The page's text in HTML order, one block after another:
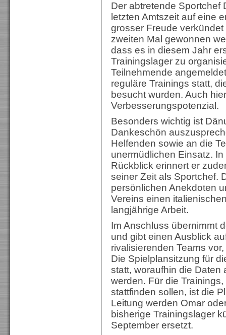
Der abtretende Sportchef
letzten Amtszeit auf eine
grosser Freude
zweiten Mal gewonnen
dass es in diesem Jahr
Trainingslager zu
Teilnehmende
reguläre Trainings statt,
besucht wurden. Auch
Verbesserungspotenzial.
Besonders wichtig ist
Dankeschön
Helfenden sowie an die
unermüdlichen Einsatz.
Rückblick erinnert er
seiner Zeit als Sportchef.
persönlichen Anekdoten
Vereins einen
langjährige Arbeit.
Im Anschluss übernimmt
und gibt einen Ausblick
rivalisierenden Teams
Die Spielplansitzung für
statt, woraufhin die Daten
werden. Für die
stattfinden sollen, ist die
Leitung werden Omar
bisherige Trainingslager
September ersetzt.